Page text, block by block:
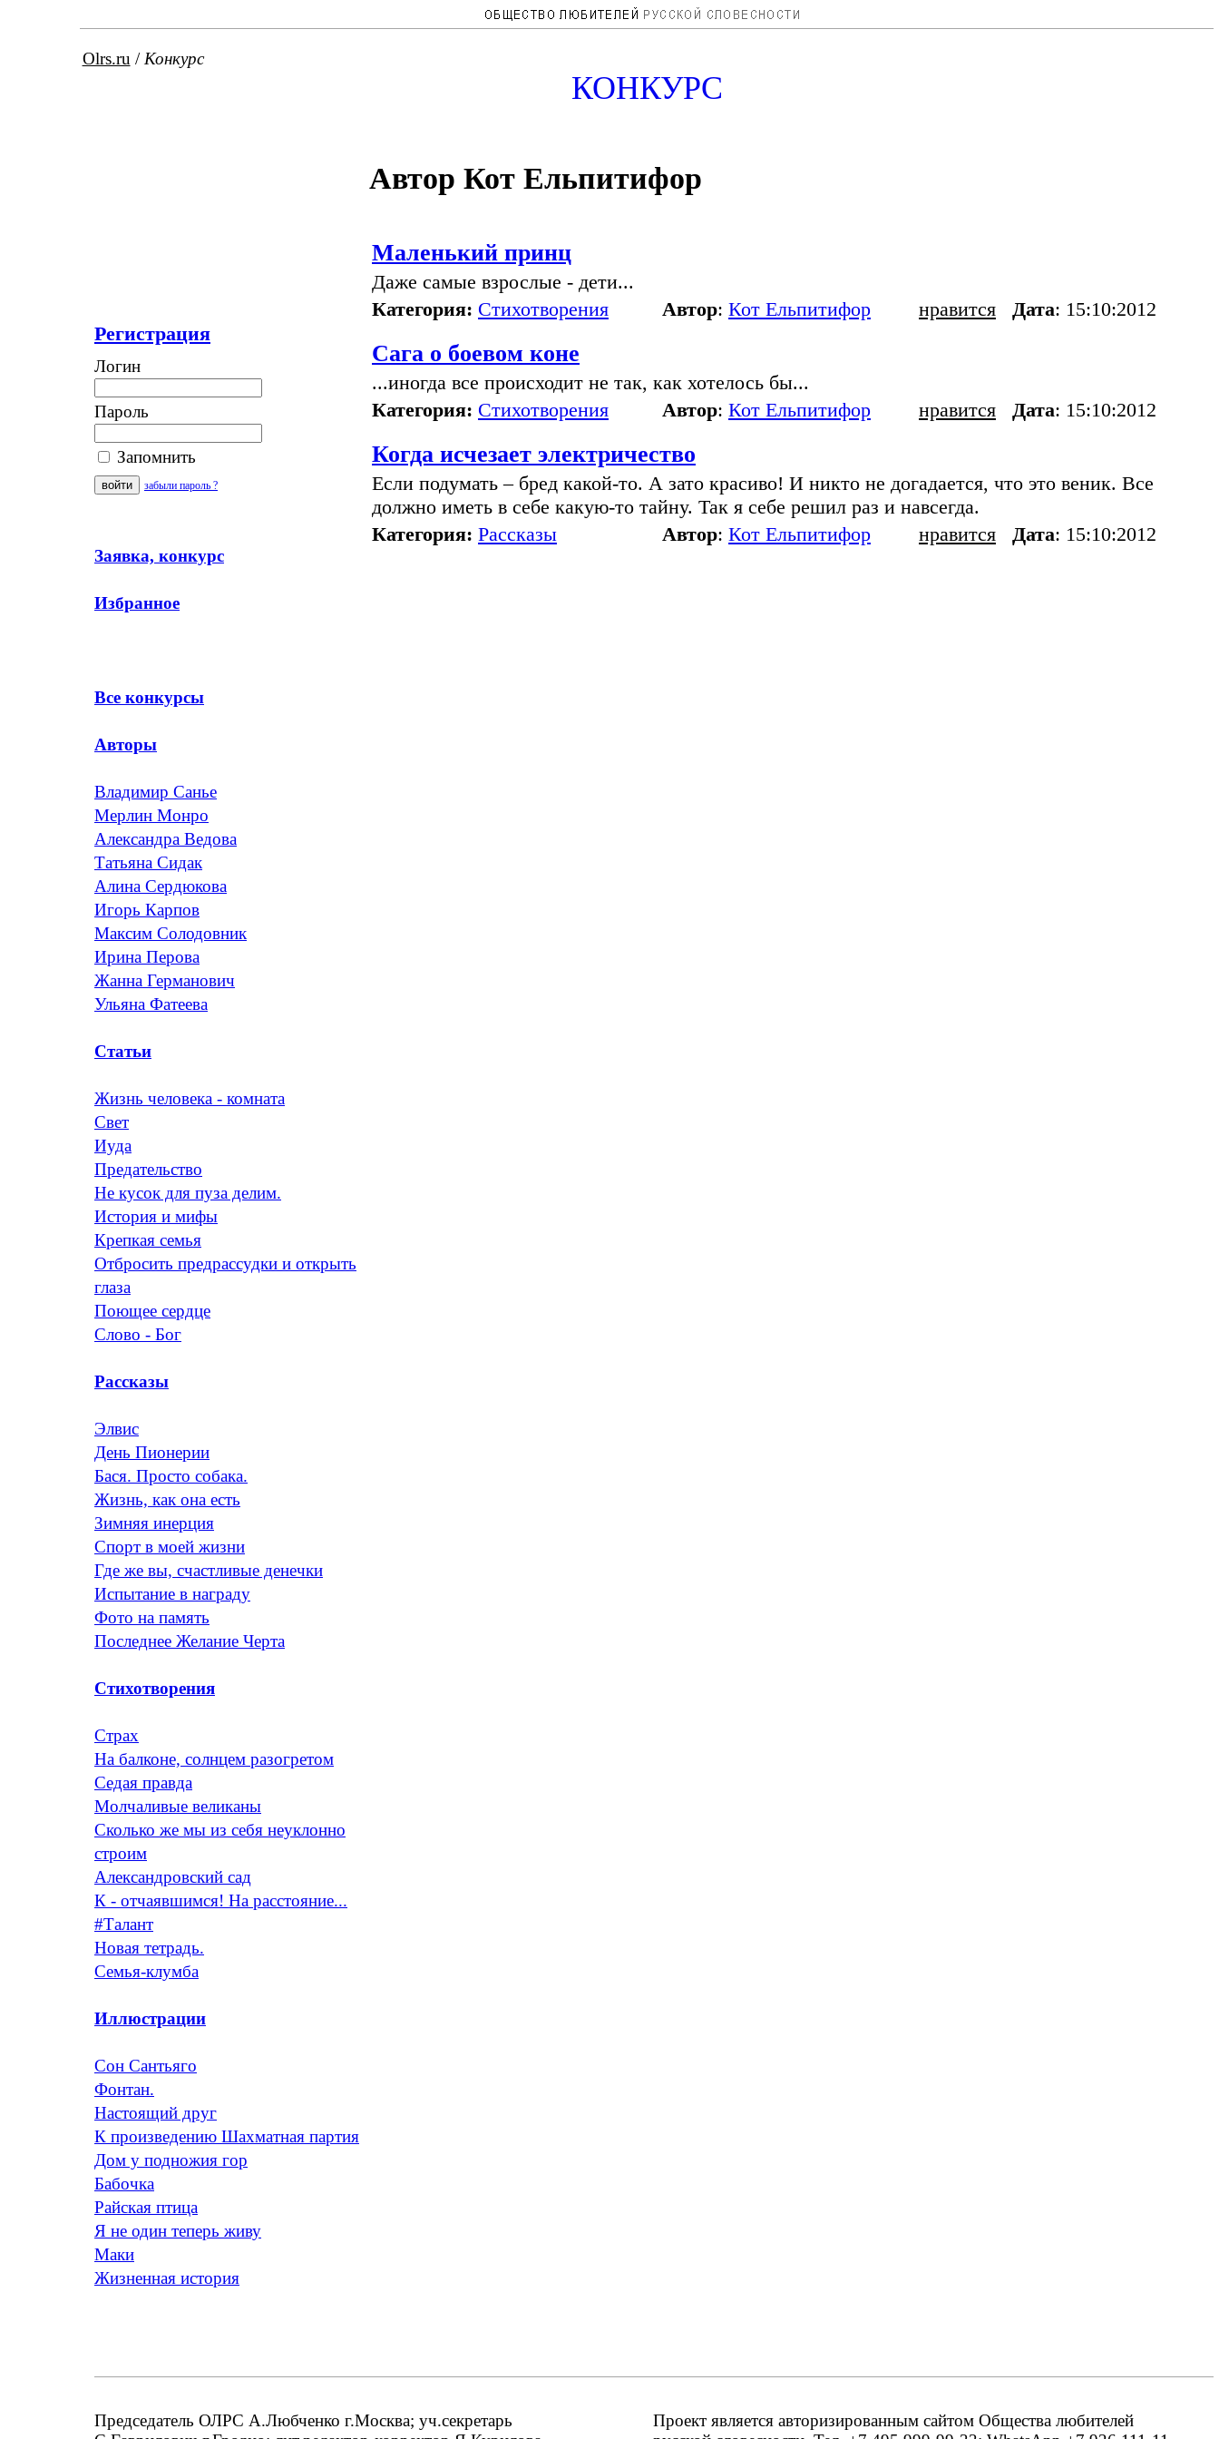
Olrs.ru / Конкурс
КОНКУРС
Регистрация
Логин
Пароль
Запомнить
забыли пароль ?
Заявка, конкурс
Избранное
Все конкурсы
Авторы
Владимир Санье
Мерлин Монро
Александра Ведова
Татьяна Сидак
Алина Сердюкова
Игорь Карпов
Максим Солодовник
Ирина Перова
Жанна Германович
Ульяна Фатеева
Статьи
Жизнь человека - комната
Свет
Иуда
Предательство
Не кусок для пуза делим.
История и мифы
Крепкая семья
Отбросить предрассудки и открыть
глаза
Поющее сердце
Слово - Бог
Рассказы
Элвис
День Пионерии
Бася. Просто собака.
Жизнь, как она есть
Зимняя инерция
Спорт в моей жизни
Где же вы, счастливые денечки
Испытание в награду
Фото на память
Последнее Желание Черта
Стихотворения
Страх
На балконе, солнцем разогретом
Седая правда
Молчаливые великаны
Сколько же мы из себя неуклонно
строим
Александровский сад
К - отчаявшимся! На расстояние...
#Талант
Новая тетрадь.
Семья-клумба
Иллюстрации
Сон Сантьяго
Фонтан.
Настоящий друг
К произведению Шахматная партия
Дом у подножия гор
Бабочка
Райская птица
Я не один теперь живу
Маки
Жизненная история
Автор Кот Ельпитифор
Маленький принц
Даже самые взрослые - дети...
Категория: Стихотворения Автор: Кот Ельпитифор нравится Дата: 15:10:2012
Сага о боевом коне
...иногда все происходит не так, как хотелось бы...
Категория: Стихотворения Автор: Кот Ельпитифор нравится Дата: 15:10:2012
Когда исчезает электричество
Если подумать – бред какой-то. А зато красиво! И никто не догадается, что это веник. Все
должно иметь в себе какую-то тайну. Так я себе решил раз и навсегда.
Категория: Рассказы Автор: Кот Ельпитифор нравится Дата: 15:10:2012
Председатель ОЛРС А.Любченко г.Москва; уч.секретарь
Проект является авторизированным сайтом Общества любителей